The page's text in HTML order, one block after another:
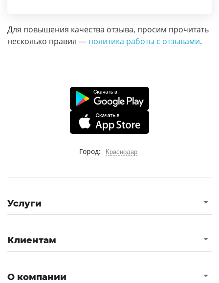
Для повышения качества отзыва, просим прочитать
несколько правил — политика работы с отзывами.
Город: Краснодар
Услуги
Клиентам
О компании